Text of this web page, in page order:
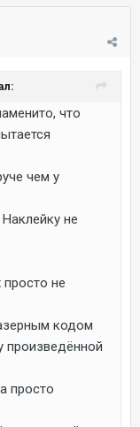
что
чем у
не
просто не
кодом
произведённой
просто